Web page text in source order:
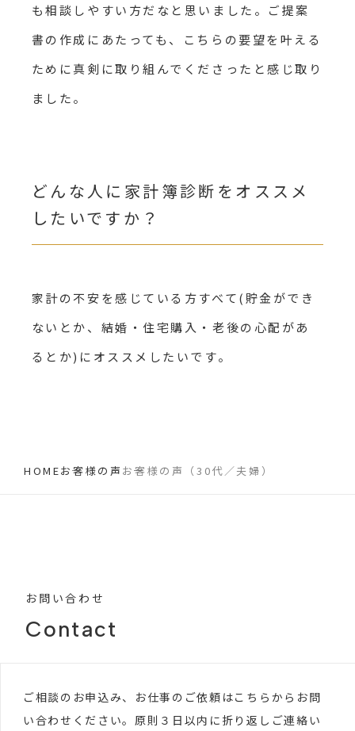
も相談しやすい方だなと思いました。ご提案
書の作成にあたっても、こちらの要望を叶える
ために真剣に取り組んでくださったと感じ取り
ました。
どんな人に家計簿診断をオススメ
したいですか？
家計の不安を感じている方すべて(貯金ができ
ないとか、結婚・住宅購入・老後の心配があ
るとか)にオススメしたいです。
HOMEお客様の声 お客様の声（30代／夫婦）
お問い合わせ
Contact
ご相談のお申込み、お仕事のご依頼はこちらからお問
い合わせください。原則３日以内に折り返しご連絡い